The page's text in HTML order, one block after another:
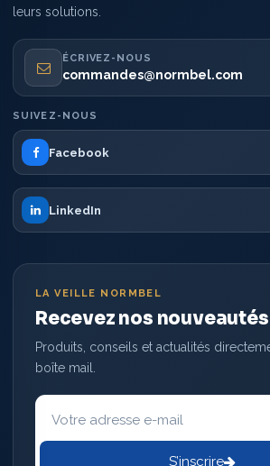
leurs solutions.
ÉCRIVEZ-NOUS
commandes@normbel.com
SUIVEZ-NOUS
Facebook
LinkedIn
LA VEILLE NORMBEL
Recevez nos nouveautés
Produits, conseils et actualités
boîte mail.
Votre
adresse
mail
S’inscrire